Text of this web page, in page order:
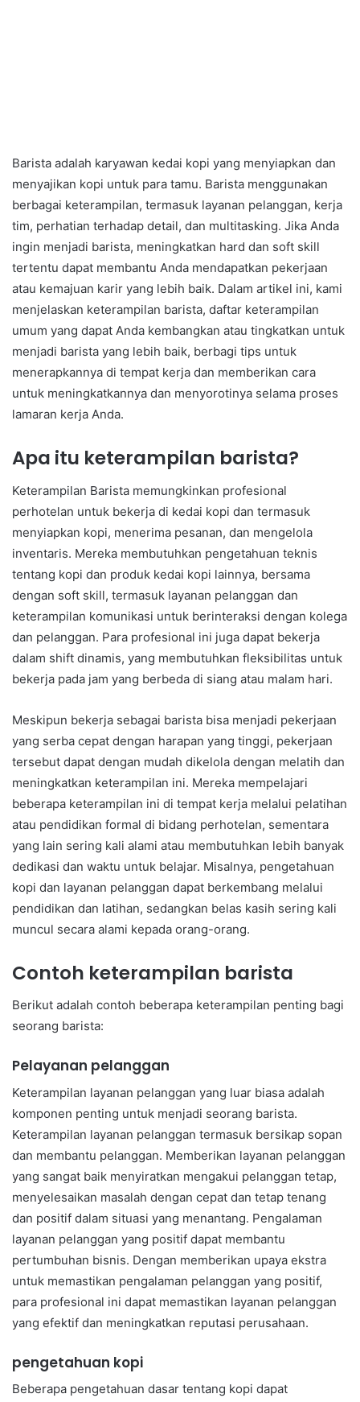
Barista adalah karyawan kedai kopi yang menyiapkan dan
menyajikan kopi untuk para tamu. Barista menggunakan
berbagai keterampilan, termasuk layanan pelanggan, kerja
tim, perhatian terhadap detail, dan multitasking. Jika Anda
ingin menjadi barista, meningkatkan hard dan soft skill
tertentu dapat membantu Anda mendapatkan pekerjaan
atau kemajuan karir yang lebih baik. Dalam artikel ini, kami
menjelaskan keterampilan barista, daftar keterampilan
umum yang dapat Anda kembangkan atau tingkatkan untuk
menjadi barista yang lebih baik, berbagi tips untuk
menerapkannya di tempat kerja dan memberikan cara
untuk meningkatkannya dan menyorotinya selama proses
lamaran kerja Anda.
Apa itu keterampilan barista?
Keterampilan Barista memungkinkan profesional
perhotelan untuk bekerja di kedai kopi dan termasuk
menyiapkan kopi, menerima pesanan, dan mengelola
inventaris. Mereka membutuhkan pengetahuan teknis
tentang kopi dan produk kedai kopi lainnya, bersama
dengan soft skill, termasuk layanan pelanggan dan
keterampilan komunikasi untuk berinteraksi dengan kolega
dan pelanggan. Para profesional ini juga dapat bekerja
dalam shift dinamis, yang membutuhkan fleksibilitas untuk
bekerja pada jam yang berbeda di siang atau malam hari.
Meskipun bekerja sebagai barista bisa menjadi pekerjaan
yang serba cepat dengan harapan yang tinggi, pekerjaan
tersebut dapat dengan mudah dikelola dengan melatih dan
meningkatkan keterampilan ini. Mereka mempelajari
beberapa keterampilan ini di tempat kerja melalui pelatihan
atau pendidikan formal di bidang perhotelan, sementara
yang lain sering kali alami atau membutuhkan lebih banyak
dedikasi dan waktu untuk belajar. Misalnya, pengetahuan
kopi dan layanan pelanggan dapat berkembang melalui
pendidikan dan latihan, sedangkan belas kasih sering kali
muncul secara alami kepada orang-orang.
Contoh keterampilan barista
Berikut adalah contoh beberapa keterampilan penting bagi
seorang barista:
Pelayanan pelanggan
Keterampilan layanan pelanggan yang luar biasa adalah
komponen penting untuk menjadi seorang barista.
Keterampilan layanan pelanggan termasuk bersikap sopan
dan membantu pelanggan. Memberikan layanan pelanggan
yang sangat baik menyiratkan mengakui pelanggan tetap,
menyelesaikan masalah dengan cepat dan tetap tenang
dan positif dalam situasi yang menantang. Pengalaman
layanan pelanggan yang positif dapat membantu
pertumbuhan bisnis. Dengan memberikan upaya ekstra
untuk memastikan pengalaman pelanggan yang positif,
para profesional ini dapat memastikan layanan pelanggan
yang efektif dan meningkatkan reputasi perusahaan.
pengetahuan kopi
Beberapa pengetahuan dasar tentang kopi dapat